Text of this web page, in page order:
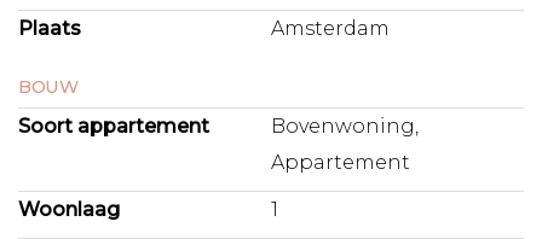
Plaats Amsterdam
BOUW
Soort appartement
Bovenwoning,
Appartement
Woonlaag 1